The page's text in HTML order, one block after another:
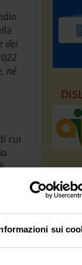
sui
dei
né
cui
di
[wp-